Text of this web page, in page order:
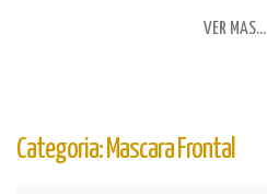
VER MAS...
Categoria: Mascara Frontal